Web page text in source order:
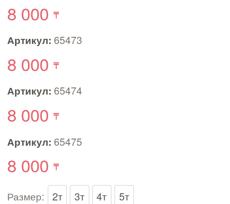
8 000
Артикул: 65473
8 000
Артикул: 65474
8 000
Артикул: 65475
8 000
Размер: 2т 3т 4т
5т